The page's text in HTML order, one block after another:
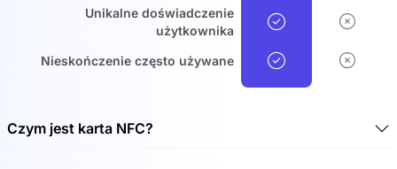
Unikalne doświadczenie
użytkownika
Nieskończenie często używane
Czym jest karta NFC?